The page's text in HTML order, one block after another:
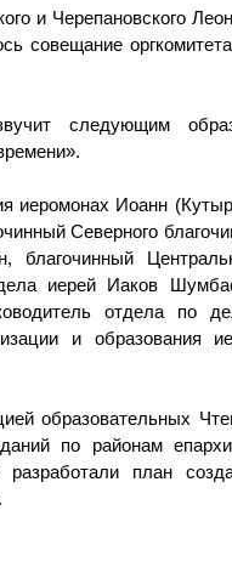
и Черепановского
совещание
следующим
иеромонах Иоанн
Северного
благочинный
иерей Иаков
отдела по
и образования
образовательных
по районам
план